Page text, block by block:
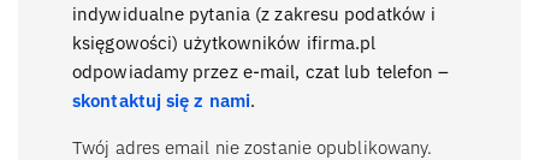
indywidualne pytania (z zakresu podatków i
księgowości) użytkowników ifirma.pl
odpowiadamy przez e-mail, czat lub telefon –
skontaktuj się z nami.
Twój adres email nie zostanie opublikowany.